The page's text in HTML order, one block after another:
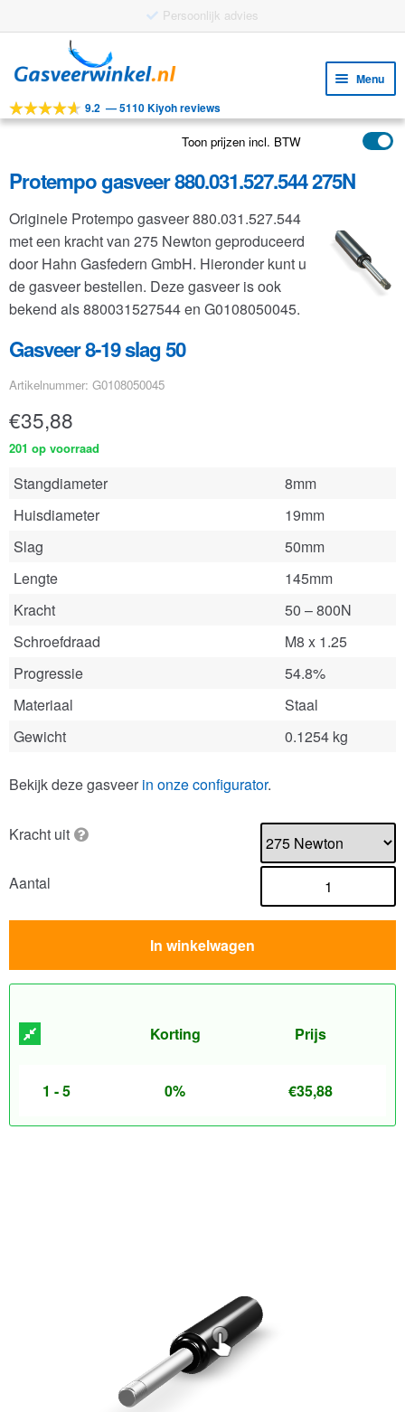
Gratis verzending vanaf €25
door
navigatie
naar
inhoud
Menu
Tools
Toepassingen
Klantenservice
FAQ
9.2 —5110 Kiyoh reviews
Toon prijzen incl. BTW
Protempo gasveer 880.031.527.544 275N
Originele Protempo gasveer 880.031.527.544
met een kracht van 275 Newton geproduceerd
door Hahn Gasfedern GmbH. Hieronder kunt u
de gasveer bestellen. Deze gasveer is ook
bekend als 880031527544 en G0108050045.
Gasveer 8-19 slag 50
Artikelnummer: G0108050045
€35,88
201 op voorraad
Stangdiameter
8mm
Huisdiameter
19mm
Slag
50mm
Lengte
145mm
Kracht
50 – 800N
Schroefdraad
M8 x 1.25
Progressie
54.8%
Materiaal
Staal
Gewicht
0.1254 kg
Bekijk deze gasveer in onze configurator.
Kracht uit
Aantal
In winkelwagen
Korting Prijs
1 - 5 0% €35,88